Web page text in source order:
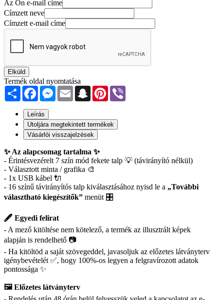
Az Ön e-mail címe
Címzett neve
Címzett e-mail címe
Elküld
Termék oldal nyomtatása
Share FacebookMessenger
Email SnapchatPinterest
Leírás
Utoljára megtekintett termékek
Vásárlói visszajelzések
✨ Az alapcsomag tartalma ✨
- Érintésvezérelt 7 szín mód fekete talp 💡 (távirányító nélkül)
- Választott minta / grafika 🎨
- 1x USB kábel 🔌
- 16 színű távirányítós talp kiválasztásához nyisd le a „További
választható kiegészítők” menüt 🎛️
🖋️ Egyedi felirat
- A mező kitöltése nem kötelező, a termék az illusztrált képek
alapján is rendelhető 📷
- Ha kitöltöd a saját szövegeddel, javasoljuk az előzetes látványterv
igénybevételét ✅, hogy 100%-os legyen a felgravírozott adatok
pontossága ✨
🖼️ Előzetes látványterv